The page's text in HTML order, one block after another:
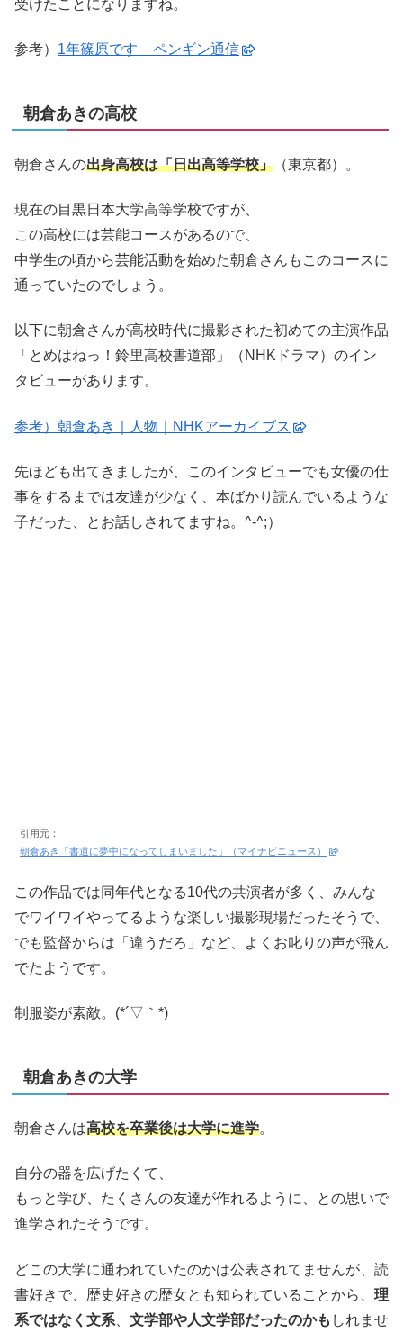
受けたことになりますね。
参考） 1年篠原です – ペンギン通信
朝倉あきの高校
朝倉さんの出身高校は「日出高等学校」 （東京都）。
現在の目黒日本大学高等学校ですが、
この高校には芸能コースがあるので、
中学生の頃から芸能活動を始めた朝倉さんもこのコースに
通っていたのでしょう。
以下に朝倉さんが高校時代に撮影された初めての主演作品
「とめはねっ！鈴里高校書道部」（NHKドラマ）のイン
タビューがあります。
参考）朝倉あき｜人物｜NHKアーカイブス
先ほども出てきましたが、このインタビューでも女優の仕
事をするまでは友達が少なく、本ばかり読んでいるような
子だった、とお話しされてますね。^-^;）
引用元：
朝倉あき「書道に夢中になってしまいました」（マイナビニュース）
この作品では同年代となる10代の共演者が多く、みんな
でワイワイやってるような楽しい撮影現場だったそうで、
でも監督からは「違うだろ」など、よくお叱りの声が飛ん
でたようです。
制服姿が素敵。(*´▽｀*)
朝倉あきの大学
朝倉さんは高校を卒業後は大学に進学。
自分の器を広げたくて、
もっと学び、たくさんの友達が作れるように、との思いで
進学されたそうです。
どこの大学に通われていたのかは公表されてませんが、読
書好きで、歴史好きの歴女とも知られていることから、 理
系ではなく文系
文学部や人文学部だったのかも しれませ